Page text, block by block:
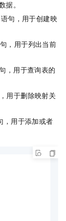
据。
语句，用于创建映
，用于列出当前
，用于查询表的
用于删除映射关
，用于添加或者